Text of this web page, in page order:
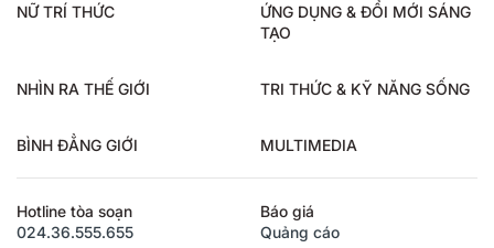
NỮ TRÍ THỨC
ỨNG DỤNG & ĐỔI MỚI SÁNG
TẠO
NHÌN RA THẾ GIỚI TRI THỨC & KỸ NĂNG SỐNG
BÌNH ĐẲNG GIỚI MULTIMEDIA
Hotline tòa soạn
024.36.555.655
Báo giá
Quảng cáo